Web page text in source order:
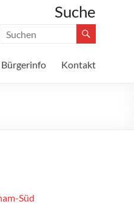
Suche
Bürgerinfo Kontakt
Süd